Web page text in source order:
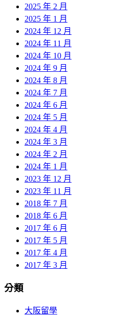
2025 年 2 月
2025 年 1 月
2024 年 12 月
2024 年 11 月
2024 年 10 月
2024 年 9 月
2024 年 8 月
2024 年 7 月
2024 年 6 月
2024 年 5 月
2024 年 4 月
2024 年 3 月
2024 年 2 月
2024 年 1 月
2023 年 12 月
2023 年 11 月
2018 年 7 月
2018 年 6 月
2017 年 6 月
2017 年 5 月
2017 年 4 月
2017 年 3 月
分類
大阪留學